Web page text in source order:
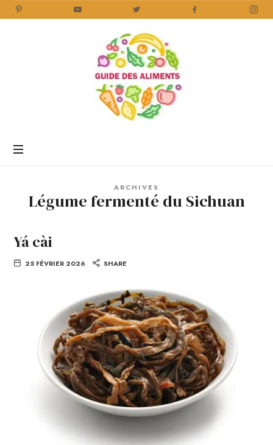
Aliments
ARCHIVES
Légume fermenté du Sichuan
Yá cài
25 FÉVRIER 2026 SHARE